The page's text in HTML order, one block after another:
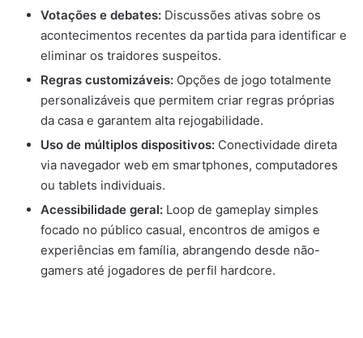
Votações e debates: Discussões ativas sobre os
acontecimentos recentes da partida para identificar e
eliminar os traidores suspeitos.
Regras customizáveis: Opções de jogo totalmente
personalizáveis que permitem criar regras próprias
da casa e garantem alta rejogabilidade.
Uso de múltiplos dispositivos: Conectividade direta
via navegador web em smartphones, computadores
ou tablets individuais.
Acessibilidade geral: Loop de gameplay simples
focado no público casual, encontros de amigos e
experiências em família, abrangendo desde não-
gamers até jogadores de perfil hardcore.